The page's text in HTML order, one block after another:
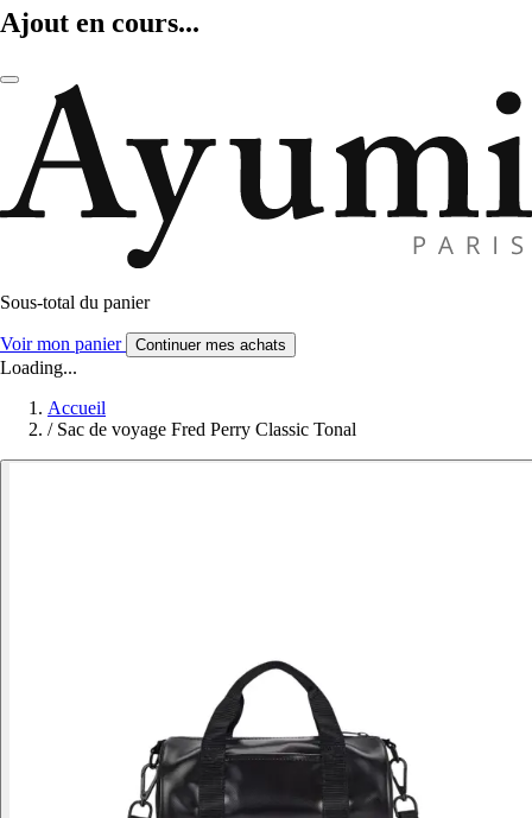
Ajout en cours...
Sous-total du panier
Voir mon panier Continuer mes achats
Loading...
Accueil
/ Sac de voyage Fred Perry Classic Tonal